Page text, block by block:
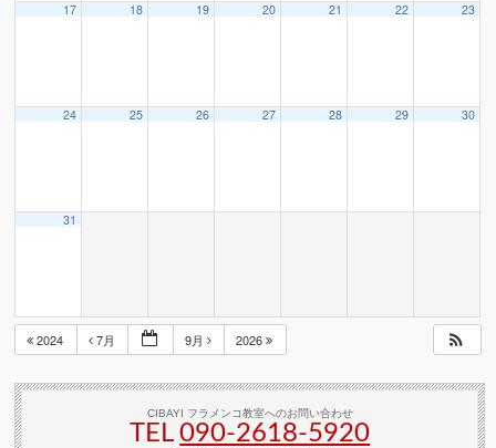
17 18 19 20 21 22 23
24 25 26 27 28 29 30
31
2024 7月 9月 2026
CIBAYI フラメンコ教室へのお問い合わせ
TEL090-2618‐5920